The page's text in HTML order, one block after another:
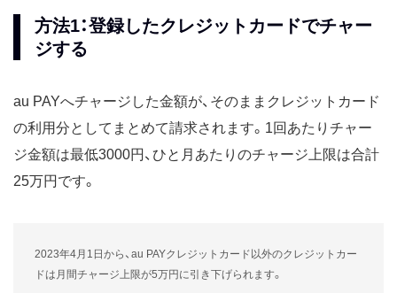
方法1：登録したクレジットカードでチャー
ジする
au PAYへチャージした金額が、そのままクレジットカード
の利用分としてまとめて請求されます。1回あたりチャー
ジ金額は最低3000円、ひと月あたりのチャージ上限は合計
25万円です。
2023年4月1日から、au PAYクレジットカード以外のクレジットカー
ドは月間チャージ上限が5万円に引き下げられます。